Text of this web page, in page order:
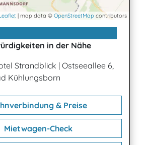
| map data © OpenStreetMap contributors
in der Nähe
Strandblick | Ostseeallee 6,
Kühlungsborn
& Preise
Mietwagen-Check